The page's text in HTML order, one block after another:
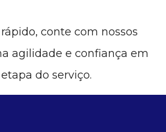
conte com nossos
agilidade e confiança em
do serviço.